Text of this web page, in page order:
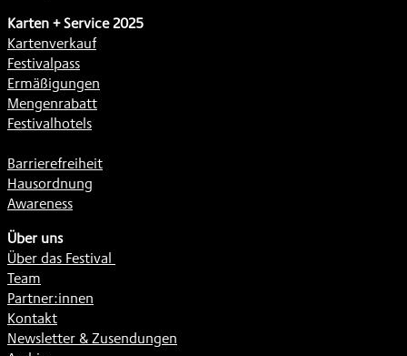
Karten + Service 2025
Kartenverkauf
Festivalpass
Ermäßigungen
Mengenrabatt
Festivalhotels
Barrierefreiheit
Hausordnung
Awareness
Über uns
Über das Festival
Team
Partner:innen
Kontakt
Newsletter & Zusendungen